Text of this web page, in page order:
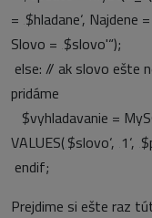
= ‚$hladane‘, Najdene
Slovo = ‚$slovo'“);
else: // ak slovo ešte
pridáme
$vyhladavanie =
VALUES(‚$slovo‘, ‚1‘,
endif;
Prejdime si ešte raz